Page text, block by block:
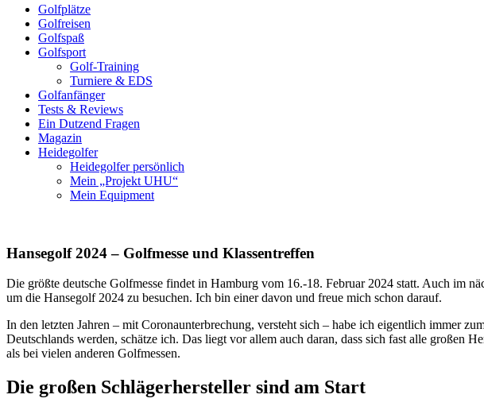
Golfplätze
Golfreisen
Golfspaß
Golfsport
Golf-Training
Turniere & EDS
Golfanfänger
Tests & Reviews
Ein Dutzend Fragen
Magazin
Heidegolfer
Heidegolfer persönlich
Mein „Projekt UHU“
Mein Equipment
Hansegolf 2024 – Golfmesse und Klassentreffen
Die größte deutsche Golfmesse findet in Hamburg vom 16.-18. Februar 2024 statt. Auch im
um die Hansegolf 2024 zu besuchen. Ich bin einer davon und freue mich schon darauf.
In den letzten Jahren – mit Coronaunterbrechung, versteht sich – habe ich eigentlich immer
Deutschlands werden, schätze ich. Das liegt vor allem auch daran, dass sich fast alle großen
als bei vielen anderen Golfmessen.
Die großen Schlägerhersteller sind am Start